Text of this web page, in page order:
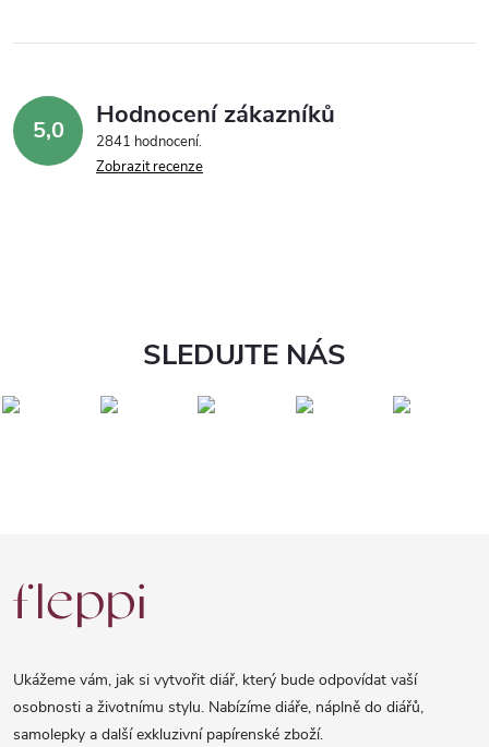
5,0 Hodnocení zákazníků
2841 hodnocení
Zobrazit recenze
SLEDUJTE NÁS
á
Ukážeme vám, jak si vytvořit diář, který bude odpovídat vaší
osobnosti a životnímu stylu. Nabízíme diáře, náplně do diářů,
samolepky a další exkluzivní papírenské zboží.